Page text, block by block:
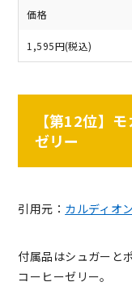
価格
1,595円(税込)
【第12位】
ゼリー
引用元： カルディオ
付属品はシュガーと
コーヒーゼリー。